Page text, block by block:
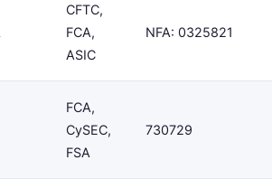
CFTC,
FCA,
ASIC
NFA: 0325821
FCA,
CySEC,
FSA
730729